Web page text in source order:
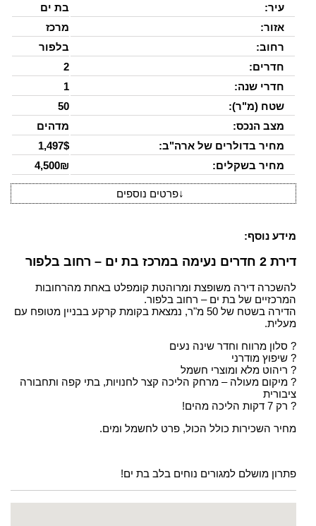
עיר:
בת ים
אזור:
מרכז
רחוב:
בלפור
חדרים:
2
חדרי שנה:
1
שטח (מ"ר):
50
מצב הנכס:
מדהים
מחיר בדולרים של ארה"ב:
1,497$
מחיר בשקלים:
4,500₪
↓פרטים נוספים
מידע נוסף:
דירת 2 חדרים נעימה במרכז בת ים – רחוב בלפור
להשכרה דירה משופצת ומרוהטת קומפלט באחת מהרחובות
המרכזיים של בת ים – רחוב בלפור.
הדירה בשטח של 50 מ"ר, נמצאת בקומת קרקע בבניין מטופח עם
מעלית.
? סלון מרווח וחדר שינה נעים
? שיפוץ מודרני
? ריהוט מלא ומוצרי חשמל
? מיקום מעולה – מרחק הליכה קצר לחנויות, בתי קפה ותחבורה
ציבורית
? רק 7 דקות הליכה מהים!
מחיר השכירות כולל הכול, פרט לחשמל ומים.
פתרון מושלם למגורים נוחים בלב בת ים!